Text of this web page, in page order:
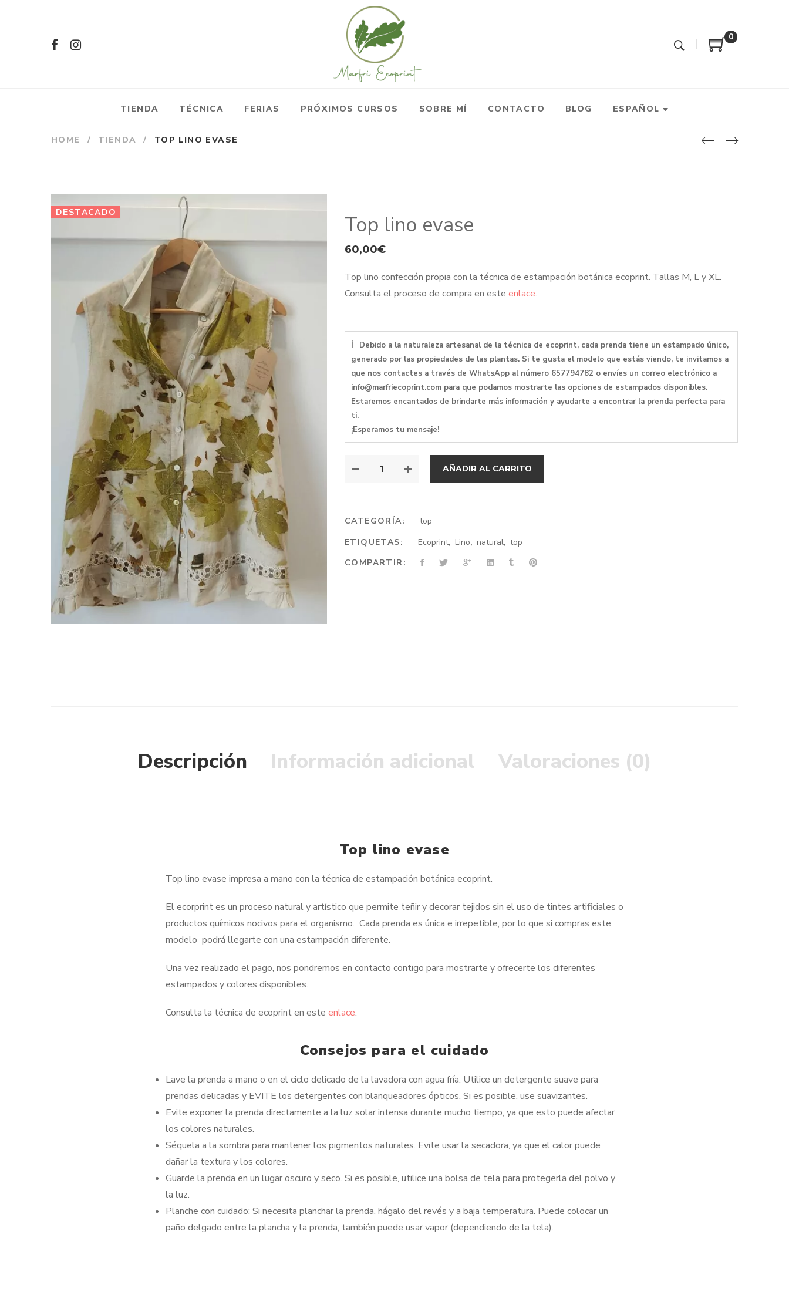
0
TIENDA TÉCNICA FERIAS PRÓXIMOS CURSOS SOBRE MÍ CONTACTO BLOG ESPAÑOL
HOME / TIENDA / TOP LINO EVASE
DESTACADO Top lino evase
60,00€
Top lino confección propia con la técnica de estampación botánica ecoprint. Tallas M, L y XL.
Consulta el proceso de compra en este enlace.
ℹ
Debido a la naturaleza artesanal de la técnica de ecoprint, cada prenda tiene un estampado único,
generado por las propiedades de las plantas. Si te gusta el modelo que estás viendo, te invitamos a
que nos contactes a través de WhatsApp al número 657794782 o envíes un correo electrónico a
info@marfriecoprint.com para que podamos mostrarte las opciones de estampados disponibles.
Estaremos encantados de brindarte más información y ayudarte a encontrar la prenda perfecta para
ti.
¡Esperamos tu mensaje!
AÑADIR AL CARRITO
CATEGORÍA:
top
ETIQUETAS:
Ecoprint,Lino,natural, top
COMPARTIR:
Descripción Información adicional Valoraciones (0)
Top lino evase
Top lino evase impresa a mano con la técnica de estampación botánica ecoprint.
El ecorprint es un proceso natural y artístico que permite teñir y decorar tejidos sin el uso de tintes artificiales o
productos químicos nocivos para el organismo. Cada prenda es única e irrepetible, por lo que si compras este
modelo podrá llegarte con una estampación diferente.
Una vez realizado el pago, nos pondremos en contacto contigo para mostrarte y ofrecerte los diferentes
estampados y colores disponibles.
Consulta la técnica de ecoprint en este enlace.
Consejos para el cuidado
Lave la prenda a mano o en el ciclo delicado de la lavadora con agua fría. Utilice un detergente suave para
prendas delicadas y EVITE los detergentes con blanqueadores ópticos. Si es posible, use suavizantes.
Evite exponer la prenda directamente a la luz solar intensa durante mucho tiempo, ya que esto puede afectar
los colores naturales.
Séquela a la sombra para mantener los pigmentos naturales. Evite usar la secadora, ya que el calor puede
dañar la textura y los colores.
Guarde la prenda en un lugar oscuro y seco. Si es posible, utilice una bolsa de tela para protegerla del polvo y
la luz.
Planche con cuidado: Si necesita planchar la prenda, hágalo del revés y a baja temperatura. Puede colocar un
paño delgado entre la plancha y la prenda, también puede usar vapor (dependiendo de la tela).